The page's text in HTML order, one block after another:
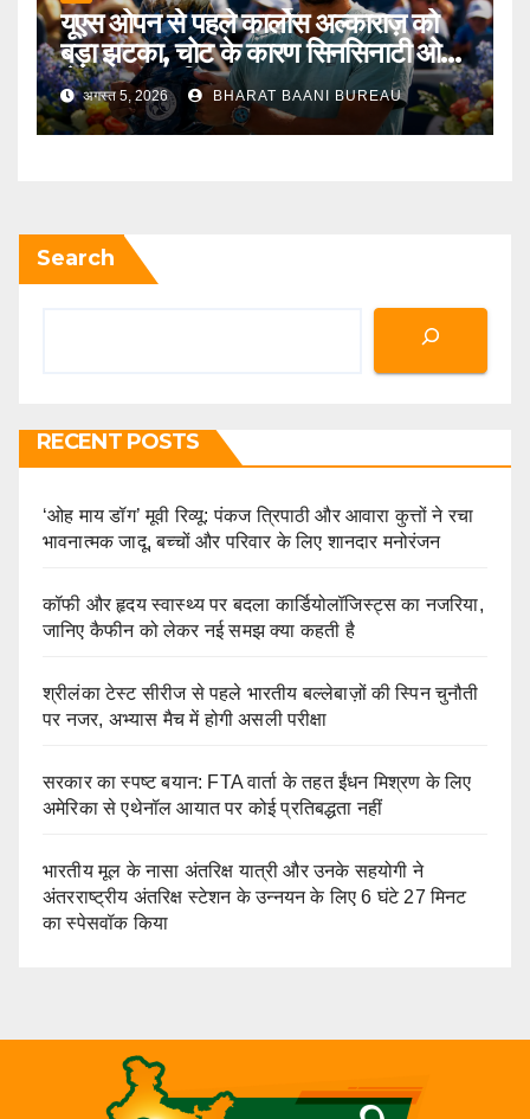
यूएस ओपन से पहले कार्लोस अल्काराज़ को
बड़ा झटका, चोट के कारण सिनसिनाटी ओपन
से नाम वापस लिया
अगस्त 5, 2026 BHARAT BAANI BUREAU
Search
RECENT POSTS
‘ओह माय डॉग’ मूवी रिव्यू: पंकज त्रिपाठी और आवारा कुत्तों ने रचा
भावनात्मक जादू, बच्चों और परिवार के लिए शानदार मनोरंजन
कॉफी और हृदय स्वास्थ्य पर बदला कार्डियोलॉजिस्ट्स का नजरिया,
जानिए कैफीन को लेकर नई समझ क्या कहती है
श्रीलंका टेस्ट सीरीज से पहले भारतीय बल्लेबाज़ों की स्पिन चुनौती
पर नजर, अभ्यास मैच में होगी असली परीक्षा
सरकार का स्पष्ट बयान: FTA वार्ता के तहत ईंधन मिश्रण के लिए
अमेरिका से एथेनॉल आयात पर कोई प्रतिबद्धता नहीं
भारतीय मूल के नासा अंतरिक्ष यात्री और उनके सहयोगी ने
अंतरराष्ट्रीय अंतरिक्ष स्टेशन के उन्नयन के लिए 6 घंटे 27 मिनट
का स्पेसवॉक किया